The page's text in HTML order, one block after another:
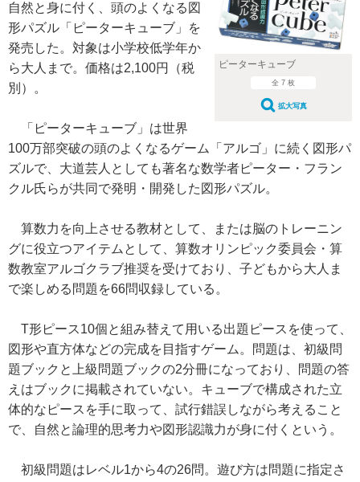
ピーターキューブ
全 7 枚
拡大写真
自然と身に付く、頭のよくなる図
形パズル「ピーターキューブ」を
発売した。対象は小学校低学年か
ら大人まで。価格は2,100円（税
別）。
「ピーターキューブ」は世界
100万部突破の頭のよくなるゲーム「アルゴ」に続く図形パ
ズルで、大道芸人としても著名な数学者ピーター・フラン
クル氏らが共同で発明・開発した図形パズル。
算数力を向上させる教材として、または脳のトレーニン
グに役立つアイテムとして、算数オリンピック委員会・算
数教室アルゴクラブ推奨を受けており、子どもから大人ま
で楽しめる問題を66問収録している。
T形ピース10個と組み替えて用いる出題ピースを使って、
図形や直方体などの完成を目指すゲーム。問題は、初級問
題ブックと上級問題ブックの2分冊になっており、問題の答
えはブックに掲載されていない。キューブで構成された立
体的なピースを手に取って、試行錯誤しながら考えること
で、自然と論理的思考力や図形認識力が身に付くという。
初級問題はレベル1から4の26問。遊び方は問題に指定さ